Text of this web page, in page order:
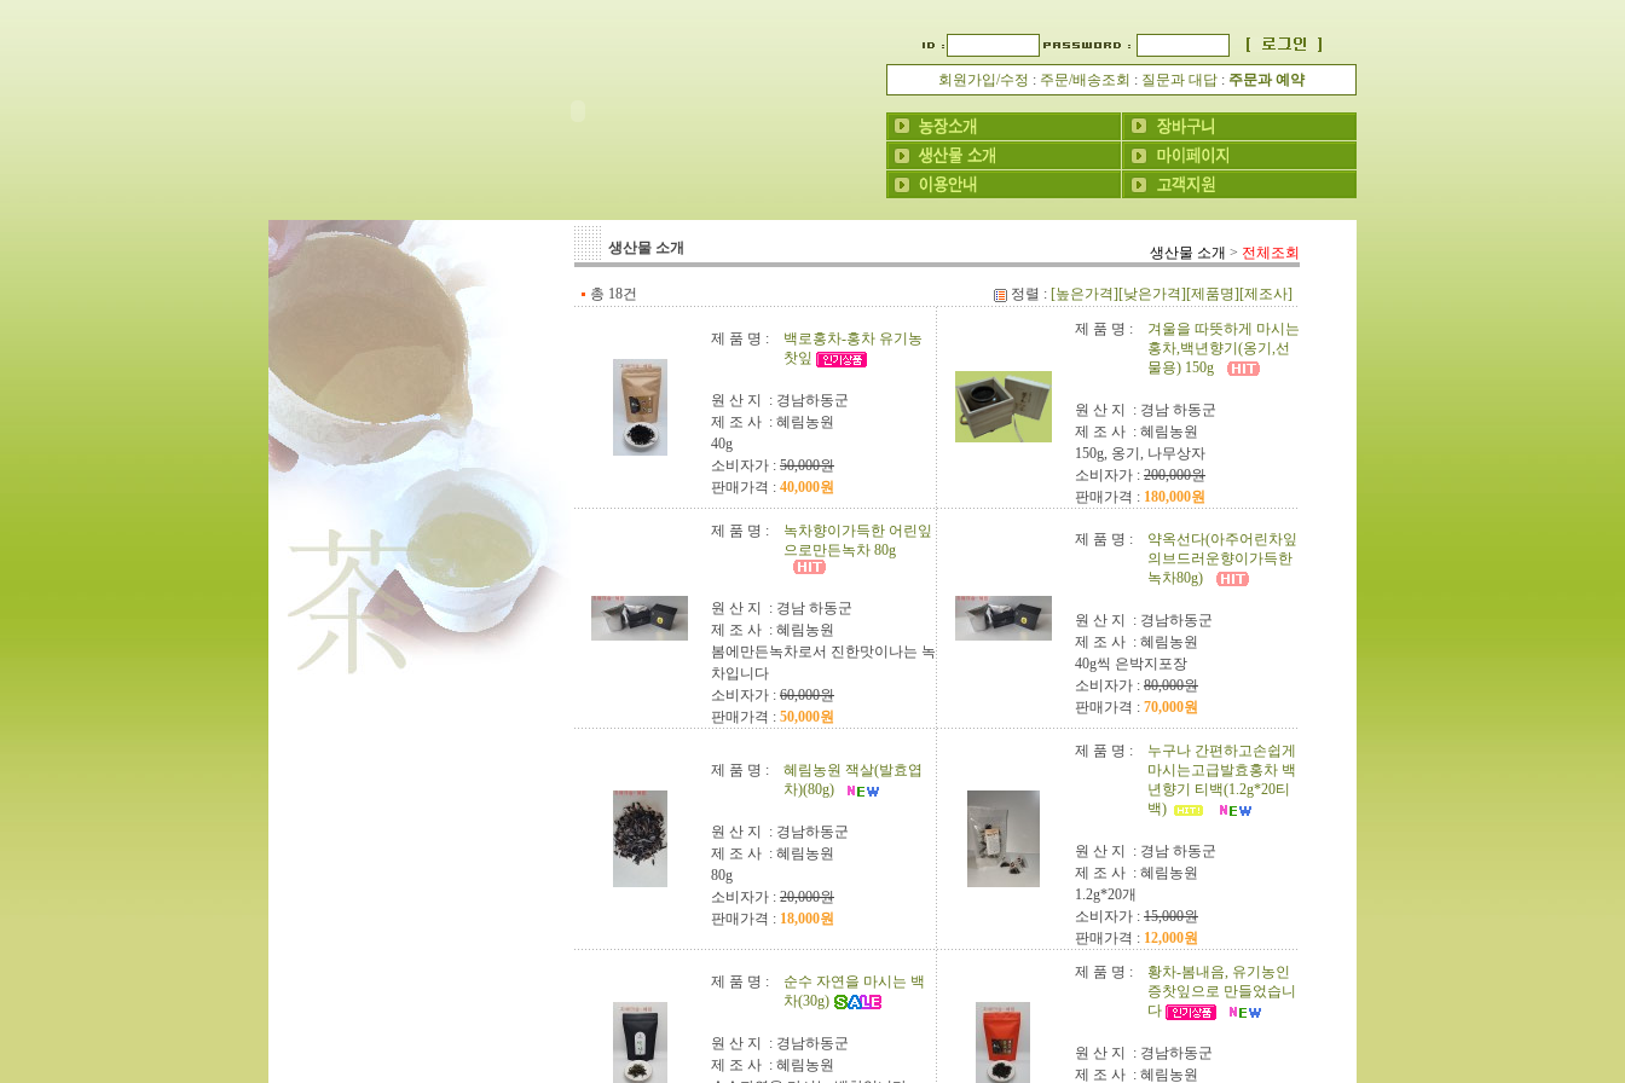
회원가입/수정 : 주문/배송조회 : 질문과 대답 : 주문과 예약
생산물 소개 생산물 소개 > 전체조회
총 18건 정렬 : [높은가격][낮은가격][제품명][제조사]
제 품 명 :
백로홍차-홍차 유기농
찻잎
원 산 지 : 경남하동군
제 조 사 : 혜림농원
40g
소비자가 : 50,000원
판매가격 : 40,000원
제 품 명 :
겨울을 따뜻하게 마시는
홍차,백년향기(옹기,선
물용) 150g
원 산 지 : 경남 하동군
제 조 사 : 혜림농원
150g, 옹기, 나무상자
소비자가 : 200,000원
판매가격 : 180,000원
제 품 명 :
녹차향이가득한 어린잎
으로만든녹차 80g
원 산 지 : 경남 하동군
제 조 사 : 혜림농원
봄에만든녹차로서 진한맛이나는 녹
차입니다
소비자가 : 60,000원
판매가격 : 50,000원
제 품 명 :
약옥선다(아주어린차잎
의브드러운향이가득한
녹차80g)
원 산 지 : 경남하동군
제 조 사 : 혜림농원
40g씩 은박지포장
소비자가 : 80,000원
판매가격 : 70,000원
제 품 명 :
혜림농원 잭살(발효엽
차)(80g)
원 산 지 : 경남하동군
제 조 사 : 혜림농원
80g
소비자가 : 20,000원
판매가격 : 18,000원
제 품 명 :
누구나 간편하고손쉽게
마시는고급발효홍차 백
년향기 티백(1.2g*20티
백)
원 산 지 : 경남 하동군
제 조 사 : 혜림농원
1.2g*20개
소비자가 : 15,000원
판매가격 : 12,000원
제 품 명 :
순수 자연을 마시는 백
차(30g)
원 산 지 : 경남하동군
제 조 사 : 혜림농원
제 품 명 :
황차-봄내음, 유기농인
증찻잎으로 만들었습니
다
원 산 지 : 경남하동군
제 조 사 : 혜림농원